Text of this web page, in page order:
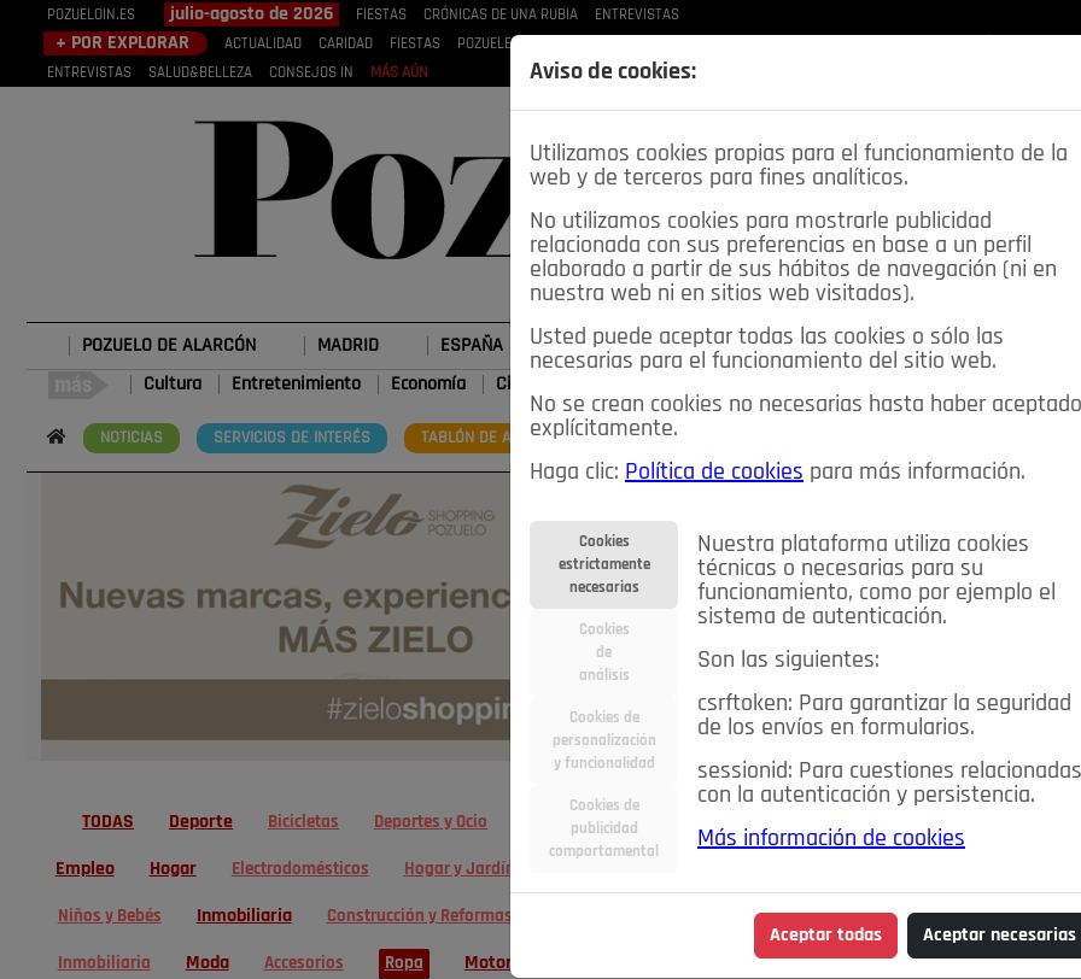
POZUELOIN.ES julio-agosto de 2026 FIESTAS CRÓNICAS DE UNA RUBIA ENTREVISTAS
+ POR EXPLORAR ACTUALIDAD CARIDAD FIESTAS POZUELEROS
ENTREVISTAS
SALUD&BELLEZA CONSEJOS IN MÁS AÚN
POZUELO DE ALARCÓN MADRID ESPAÑA DEPORTES OPINIÓN IN SALUD 🔴 EN DIRECTO
Cultura Entretenimiento Economía Ciencia&Tecnología
NOTICIAS SERVICIOS DE INTERÉS TABLÓN DE ANUNCIOS MIS ANUNCIOS
TODAS Deporte Bicicletas Deportes y Ocio
Empleo Hogar Electrodomésticos Hogar y Jardín
Niños y Bebés Inmobiliaria Construcción y Reformas
Inmobiliaria Moda Accesorios Ropa Motor
Aviso de cookies:
Utilizamos cookies propias para el funcionamiento de la
web y de terceros para fines analíticos.
No utilizamos cookies para mostrarle publicidad
relacionada con sus preferencias en base a un perfil
elaborado a partir de sus hábitos de navegación (ni en
nuestra web ni en sitios web visitados).
Usted puede aceptar todas las cookies o sólo las
necesarias para el funcionamiento del sitio web.
No se crean cookies no necesarias hasta haber aceptado
explícitamente.
Haga clic: Política de cookies para más información.
Cookies
estrictamente
necesarias
Cookies
de
análisis
Cookies de
personalización
y funcionalidad
Cookies de
publicidad
comportamental
Nuestra plataforma utiliza cookies
técnicas o necesarias para su
funcionamiento, como por ejemplo el
sistema de autenticación.
Son las siguientes:
csrftoken: Para garantizar la seguridad
de los envíos en formularios.
sessionid: Para cuestiones relacionadas
con la autenticación y persistencia.
Más información de cookies
Aceptar todas Aceptar necesarias